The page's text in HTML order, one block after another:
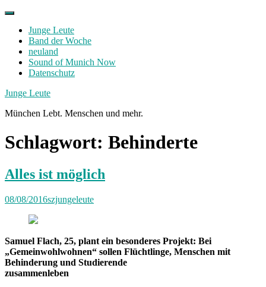
Skip
contentJunge Leute
Band der Woche
neuland
Sound of Munich Now
Datenschutz
Facebook
Twitter
Instagram
Junge Leute
München Lebt. Menschen und mehr.
Schlagwort: Behinderte
Alles ist möglich
08/08/2016szjungeleute
Samuel Flach, 25, plant ein besonderes Projekt: Bei
„Gemeinwohlwohnen“ sollen Flüchtlinge, Menschen mit
Behinderung und Studierende
zusammenleben